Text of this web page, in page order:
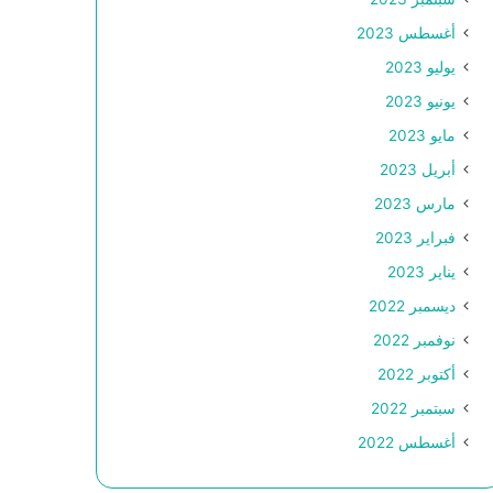
أغسطس 2023
يوليو 2023
يونيو 2023
مايو 2023
أبريل 2023
مارس 2023
فبراير 2023
يناير 2023
ديسمبر 2022
نوفمبر 2022
أكتوبر 2022
سبتمبر 2022
أغسطس 2022